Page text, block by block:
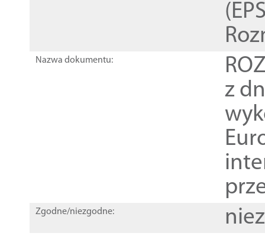
Nazwa dokumentu:
z
Zgodne/niezgodne: